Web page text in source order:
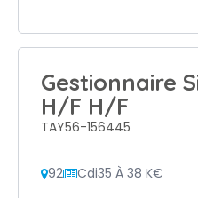
Gestionnaire
H/F H/F
TAY56-156445
92 Cdi35 À 38 K€